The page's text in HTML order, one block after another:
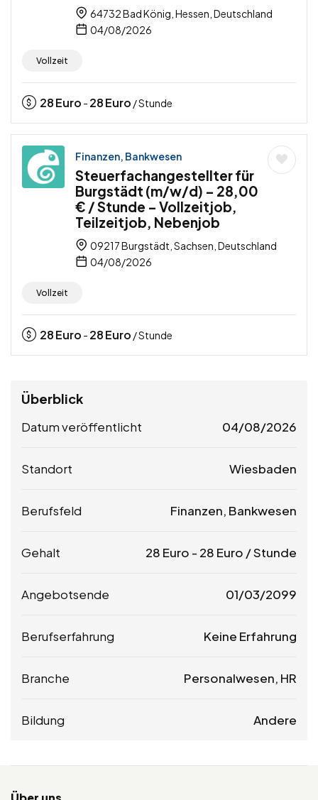
64732 Bad König, Hessen, Deutschland
04/08/2026
Vollzeit
28Euro - 28Euro / Stunde
Finanzen, Bankwesen
Steuerfachangestellter für
Burgstädt (m/w/d) – 28,00
€ / Stunde – Vollzeitjob,
Teilzeitjob, Nebenjob
09217 Burgstädt, Sachsen, Deutschland
04/08/2026
Vollzeit
28Euro - 28Euro / Stunde
Überblick
Datum veröffentlicht 04/08/2026
Standort Wiesbaden
Berufsfeld Finanzen, Bankwesen
Gehalt 28 Euro - 28 Euro / Stunde
Angebotsende 01/03/2099
Berufserfahrung Keine Erfahrung
Branche Personalwesen, HR
Bildung Andere